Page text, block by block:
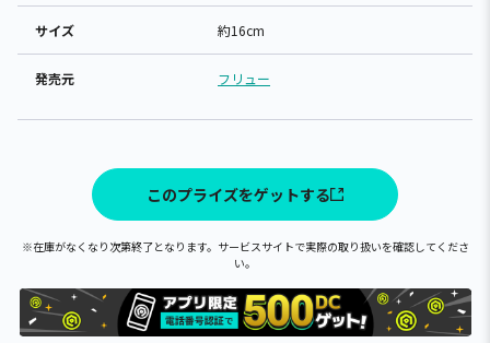
サイズ 約16cm
発売元 フリュー
このプライズをゲットする
※在庫がなくなり次第終了となります。サービスサイトで実際の取り扱いを確認してくださ
い。